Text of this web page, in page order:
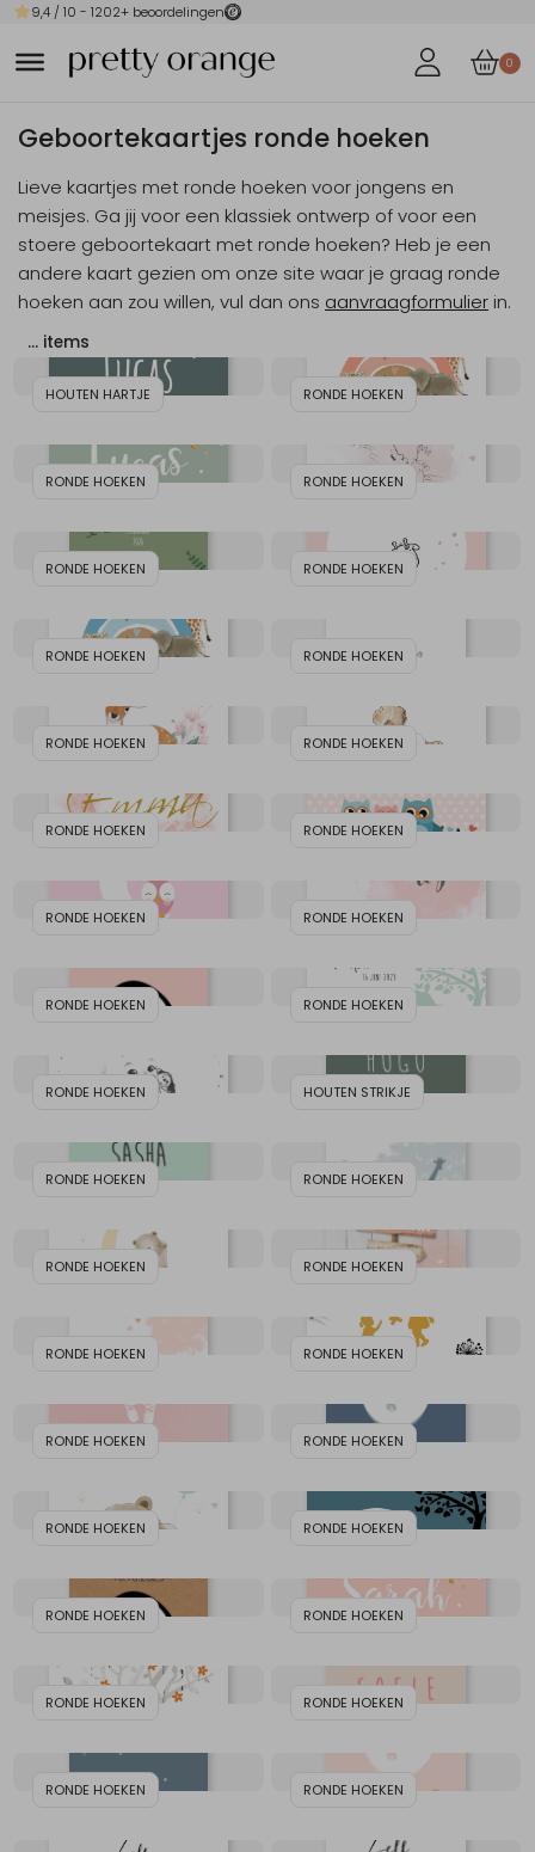
9,4 / 10 - 1202+ beoordelingen
0
Geboortekaartjes ronde hoeken
Lieve kaartjes met ronde hoeken voor jongens en
meisjes. Ga jij voor een klassiek ontwerp of voor een
stoere geboortekaart met ronde hoeken? Heb je een
andere kaart gezien om onze site waar je graag ronde
hoeken aan zou willen, vul dan ons aanvraagformulier in.
… items
HOUTEN HARTJE RONDE HOEKEN
RONDE HOEKEN RONDE HOEKEN
RONDE HOEKEN RONDE HOEKEN
RONDE HOEKEN RONDE HOEKEN
RONDE HOEKEN RONDE HOEKEN
RONDE HOEKEN RONDE HOEKEN
RONDE HOEKEN RONDE HOEKEN
RONDE HOEKEN RONDE HOEKEN
RONDE HOEKEN HOUTEN STRIKJE
RONDE HOEKEN RONDE HOEKEN
RONDE HOEKEN RONDE HOEKEN
RONDE HOEKEN RONDE HOEKEN
RONDE HOEKEN RONDE HOEKEN
RONDE HOEKEN RONDE HOEKEN
RONDE HOEKEN RONDE HOEKEN
RONDE HOEKEN RONDE HOEKEN
RONDE HOEKEN RONDE HOEKEN